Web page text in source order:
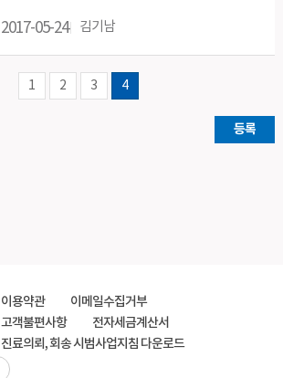
2017-05-24 김기남
1 2 3 4
등록
이용약관
이메일수집거부
고객불편사항
전자세금계산서
진료의뢰, 회송 시범사업지침 다운로드